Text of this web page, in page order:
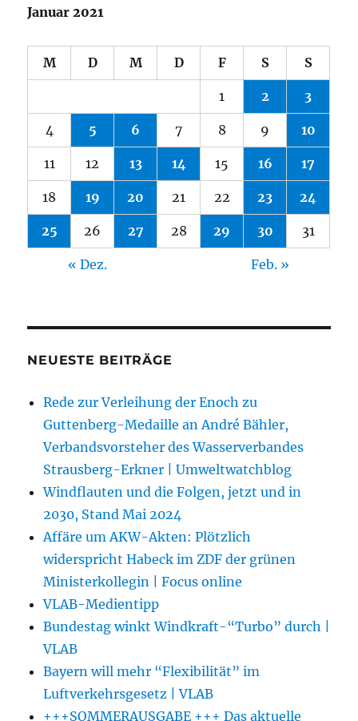
Januar 2021
M D M D F S S
1 2 3
4 5 6 7 8 9 10
11 12 13 14 15 16 17
18 19 20 21 22 23 24
25 26 27 28 29 30 31
« Dez. Feb. »
NEUESTE BEITRÄGE
Rede zur Verleihung der Enoch zu
Guttenberg-Medaille an André Bähler,
Verbandsvorsteher des Wasserverbandes
Strausberg-Erkner | Umweltwatchblog
Windflauten und die Folgen, jetzt und in
2030, Stand Mai 2024
Affäre um AKW-Akten: Plötzlich
widerspricht Habeck im ZDF der grünen
Ministerkollegin | Focus online
VLAB-Medientipp
Bundestag winkt Windkraft-“Turbo” durch |
VLAB
Bayern will mehr “Flexibilität” im
Luftverkehrsgesetz | VLAB
+++SOMMERAUSGABE +++ Das aktuelle